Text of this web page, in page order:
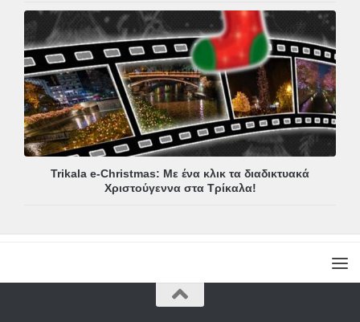
Trikala e-Christmas: Με ένα κλικ τα διαδικτυακά
Χριστούγεννα στα Τρίκαλα!